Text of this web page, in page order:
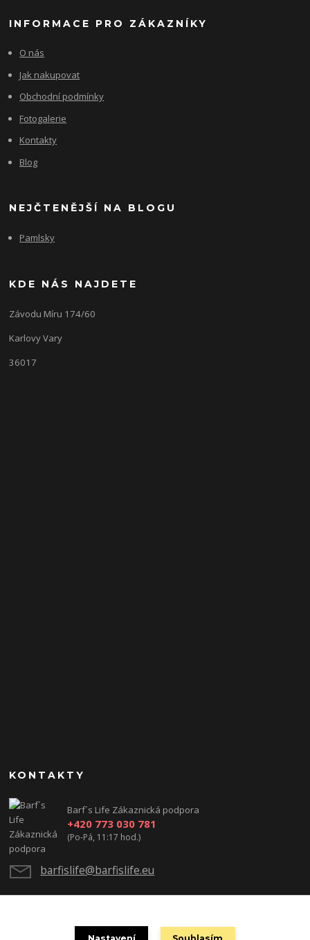
INFORMACE PRO ZÁKAZNÍKY
O nás
Jak nakupovat
Obchodní podmínky
Fotogalerie
Kontakty
Blog
NEJČTENĚJŠÍ NA BLOGU
Pamlsky
KDE NÁS NAJDETE
Závodu Míru 174/60
Karlovy Vary
36017
KONTAKTY
Barf´s Life Zákaznická podpora
+420 773 030 781
(Po-Pá, 11:17 hod.)
barfislife@barfislife.eu